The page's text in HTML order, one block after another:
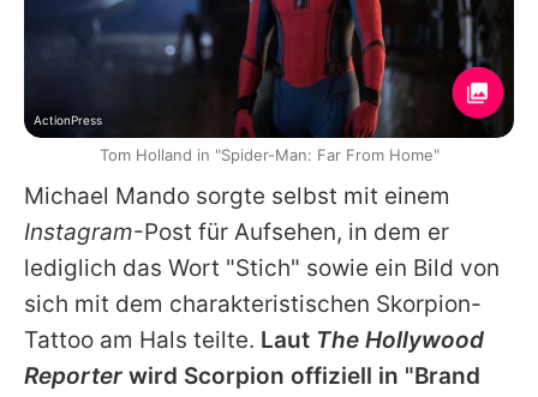
Michael Mando sorgte selbst mit einem
Instagram-Post für Aufsehen, in dem er
lediglich das Wort "Stich" sowie ein Bild von
sich mit dem charakteristischen Skorpion-
Tattoo am Hals teilte. Laut The Hollywood
Reporter wird Scorpion offiziell in "Brand
ActionPress
Tom Holland in "Spider-Man: Far From Home"